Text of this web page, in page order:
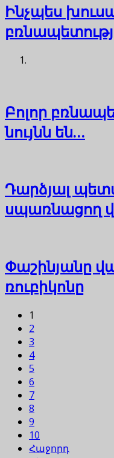
Ինչպես
Բոլոր
նույնն են…
Դարձյալ
սպառնացող
Փաշինյանը
ռուբիկոնը
1
2
3
4
5
6
7
8
9
10
Հաջորդ